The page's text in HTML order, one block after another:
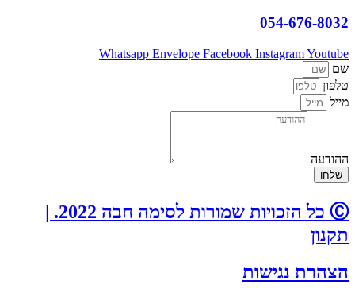
054-676-8032
Whatsapp Envelope Facebook InstagramYoutube
שם
טלפון
מייל
ההודעה
שלחו
Ⓒ כל הזכויות שמורות לסימה חבה 2022. |
תקנון
הצהרת נגישות